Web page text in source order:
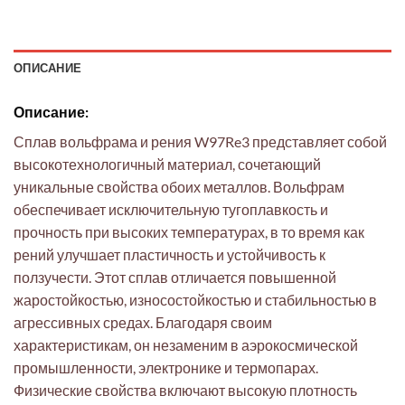
ОПИСАНИЕ
Описание:
Сплав вольфрама и рения W97Re3 представляет собой
высокотехнологичный материал, сочетающий
уникальные свойства обоих металлов. Вольфрам
обеспечивает исключительную тугоплавкость и
прочность при высоких температурах, в то время как
рений улучшает пластичность и устойчивость к
ползучести. Этот сплав отличается повышенной
жаростойкостью, износостойкостью и стабильностью в
агрессивных средах. Благодаря своим
характеристикам, он незаменим в аэрокосмической
промышленности, электронике и термопарах.
Физические свойства включают высокую плотность